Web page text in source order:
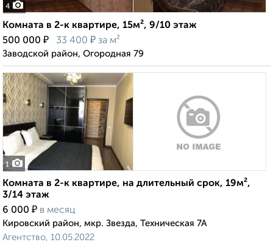
4
Комната в 2-к квартире, 15м², 9/10 этаж
500 000 ₽ 33 400 ₽ за м²
Заводской район, Огородная 79
1
Комната в 2-к квартире, на длительный срок, 19м²,
3/14 этаж
6 000 ₽ в месяц
Кировский район, мкр. Звезда, Техническая 7А
Агентство, 10.05.2022